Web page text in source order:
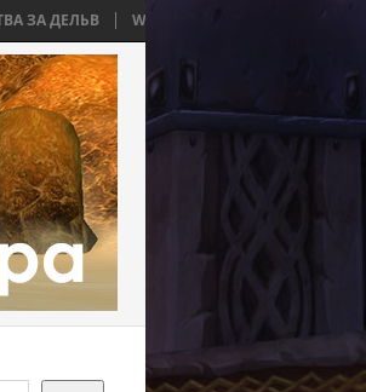
WORLD WAR BEE 2. ЧАСТЬ 1: ПРИЧИНЫ И